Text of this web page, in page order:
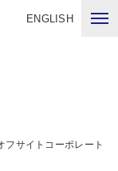
ENGLISH
フサイトコーポレート